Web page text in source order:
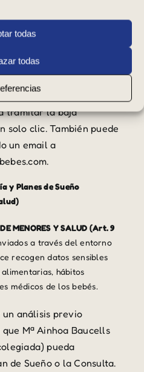
todas
todas
el correo se bloquea
CE) antes de su borrado
Cada correo incluye un
tramitar la baja
solo clic. También puede
un email a
y Planes de Sueño
MENORES Y SALUD (Art. 9
a través del entorno
recogen datos sensibles
hábitos
médicos de los bebés.
análisis previo
Mª Ainhoa Baucells
pueda
de Sueño o la Consulta.